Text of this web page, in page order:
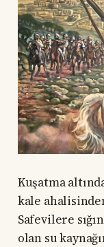
Kuşatma
kale
Safevilere
olan su